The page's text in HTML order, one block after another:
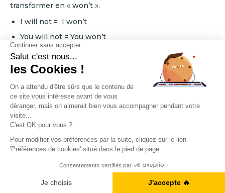
transformer en « won’t ».
I will not = I won’t
You will not = You won’t
He will not = He won’t
She will not = She won’t
We will not = We won’t
They will not = They won’t
Par exemple :
You won’t finish the dinner in time.
Tu ne finiras pas
A1, B2, C1... Vous en êtes où ?
Je fais le test